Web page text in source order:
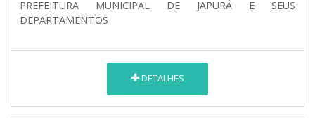
PREFEITURA MUNICIPAL DE JAPURÁ E SEUS
DEPARTAMENTOS
DETALHES